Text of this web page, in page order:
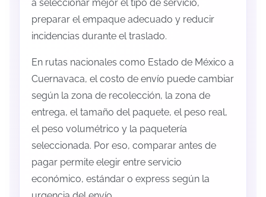
a seleccionar mejor el tipo de servicio,
preparar el empaque adecuado y reducir
incidencias durante el traslado.
En rutas nacionales como Estado de México a
Cuernavaca, el costo de envío puede cambiar
según la zona de recolección, la zona de
entrega, el tamaño del paquete, el peso real,
el peso volumétrico y la paquetería
seleccionada. Por eso, comparar antes de
pagar permite elegir entre servicio
económico, estándar o express según la